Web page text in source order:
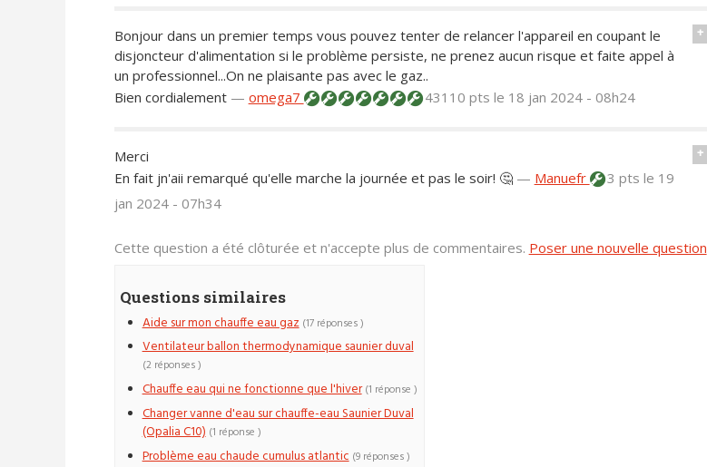
+
Bonjour dans un premier temps vous pouvez tenter de relancer l'appareil en coupant le
disjoncteur d'alimentation si le problème persiste, ne prenez aucun risque et faite appel à
un professionnel...On ne plaisante pas avec le gaz..
Bien cordialement — omega7 43110 pts le 18 jan 2024 - 08h24
+
Merci
En fait jn'aii remarqué qu'elle marche la journée et pas le soir! 🤔 — Manuefr 3 pts le 19
jan 2024 - 07h34
Cette question a été clôturée et n'accepte plus de commentaires. Poser une nouvelle question
Questions similaires
Aide sur mon chauffe eau gaz (17 réponses )
Ventilateur ballon thermodynamique saunier duval
(2 réponses )
Chauffe eau qui ne fonctionne que l'hiver (1 réponse )
Changer vanne d'eau sur chauffe-eau Saunier Duval
(Opalia C10) (1 réponse )
Problème eau chaude cumulus atlantic (9 réponses )